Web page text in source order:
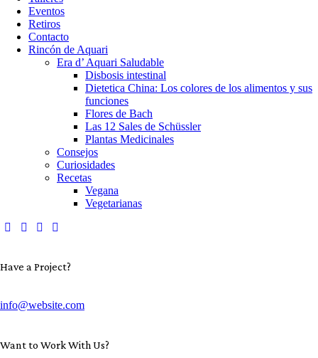
Eventos
Retiros
Contacto
Rincón de Aquari
Era d’ Aquari Saludable
Disbosis intestinal
Dietetica China: Los colores de los alimentos y sus
funciones
Flores de Bach
Las 12 Sales de Schüssler
Plantas Medicinales
Consejos
Curiosidades
Recetas
Vegana
Vegetarianas
Have a Project?
info@website.com
Want to Work With Us?